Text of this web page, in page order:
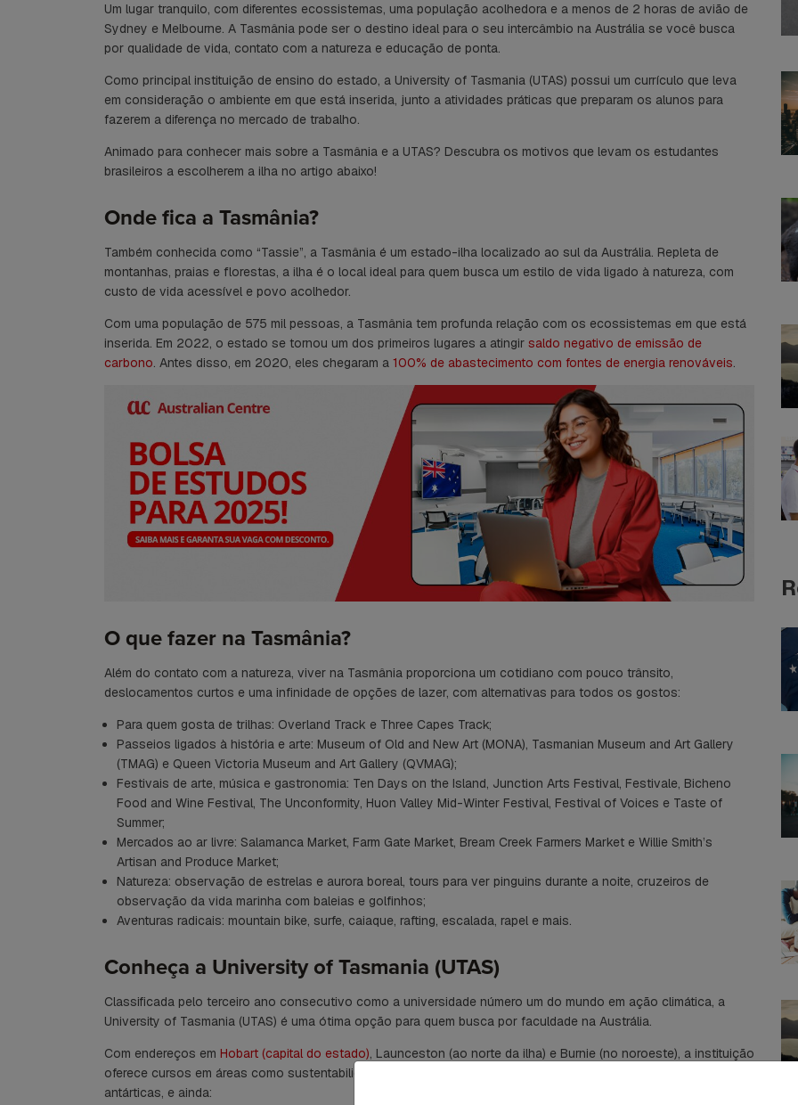
Um lugar tranquilo, com diferentes ecossistemas, uma população acolhedora e a menos de 2 horas de avião de
Sydney e Melbourne. A Tasmânia pode ser o destino ideal para o seu intercâmbio na Austrália se você busca
por qualidade de vida, contato com a natureza e educação de ponta.
Como principal instituição de ensino do estado, a University of Tasmania (UTAS) possui um currículo que leva
em consideração o ambiente em que está inserida, junto a atividades práticas que preparam os alunos para
fazerem a diferença no mercado de trabalho.
Animado para conhecer mais sobre a Tasmânia e a UTAS? Descubra os motivos que levam os estudantes
brasileiros a escolherem a ilha no artigo abaixo!
Onde fica a Tasmânia?
Também conhecida como “Tassie”, a Tasmânia é um estado-ilha localizado ao sul da Austrália. Repleta de
montanhas, praias e florestas, a ilha é o local ideal para quem busca um estilo de vida ligado à natureza, com
custo de vida acessível e povo acolhedor.
Com uma população de 575 mil pessoas, a Tasmânia tem profunda relação com os ecossistemas em que está
inserida. Em 2022, o estado se tornou um dos primeiros lugares a atingir saldo negativo de emissão de
carbono. Antes disso, em 2020, eles chegaram a 100% de abastecimento com fontes de energia renováveis.
O que fazer na Tasmânia?
Além do contato com a natureza, viver na Tasmânia proporciona um cotidiano com pouco trânsito,
deslocamentos curtos e uma infinidade de opções de lazer, com alternativas para todos os gostos:
Para quem gosta de trilhas: Overland Track e Three Capes Track;
Passeios ligados à história e arte: Museum of Old and New Art (MONA), Tasmanian Museum and Art Gallery
(TMAG) e Queen Victoria Museum and Art Gallery (QVMAG);
Festivais de arte, música e gastronomia: Ten Days on the Island, Junction Arts Festival, Festivale, Bicheno
Food and Wine Festival, The Unconformity, Huon Valley Mid-Winter Festival, Festival of Voices e Taste of
Summer;
Mercados ao ar livre: Salamanca Market, Farm Gate Market, Bream Creek Farmers Market e Willie Smith’s
Artisan and Produce Market;
Natureza: observação de estrelas e aurora boreal, tours para ver pinguins durante a noite, cruzeiros de
observação da vida marinha com baleias e golfinhos;
Aventuras radicais: mountain bike, surfe, caiaque, rafting, escalada, rapel e mais.
Conheça a University of Tasmania (UTAS)
Classificada pelo terceiro ano consecutivo como a universidade número um do mundo em ação climática, a
University of Tasmania (UTAS) é uma ótima opção para quem busca por faculdade na Austrália.
Com endereços em Hobart (capital do estado), Launceston (ao norte da ilha) e Burnie (no noroeste), a instituição
oferece cursos em áreas como sustentabilidade, conservação de ambientes naturais, ciências marinhas e
antárticas, e ainda: